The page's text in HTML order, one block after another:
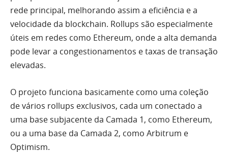
rede principal, melhorando assim a eficiência e a
velocidade da blockchain. Rollups são especialmente
úteis em redes como Ethereum, onde a alta demanda
pode levar a congestionamentos e taxas de transação
elevadas.
O projeto funciona basicamente como uma coleção
de vários rollups exclusivos, cada um conectado a
uma base subjacente da Camada 1, como Ethereum,
ou a uma base da Camada 2, como Arbitrum e
Optimism.